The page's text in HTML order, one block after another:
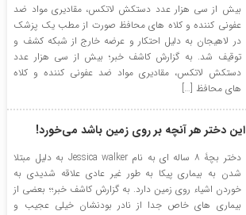
بیش از سی هزار عدد دستکش لاتکس، مقادیری مواد ضد
عفونی کننده و کلاه های محافظ صورت از مطب یک پزشک
در لاهیجان به دلیل احتکار و عرضه خارج از شبکه کشف و
توقیف شد. به گزارش کاشف خبر؛ بیش از سی هزار عدد
دستکش لاتکس، مقادیری مواد ضد عفونی کننده و کلاه
های محافظ […]
این دختر هر آنچه بر روی زمین باشد می‌خورد!
دختر بچۀ ۸ ساله ای به نام Jessica walker به دلیل مبتلا
شدن به بیماری پیکا به طور غیر عادی علاقه شدیدی به
خوردن اشیاء روی زمین دارد. به گزارش کاشف خبر؛؛ بعضی از
بیماری های خاص جدا از نادر بودنشان خیلی عجیب و